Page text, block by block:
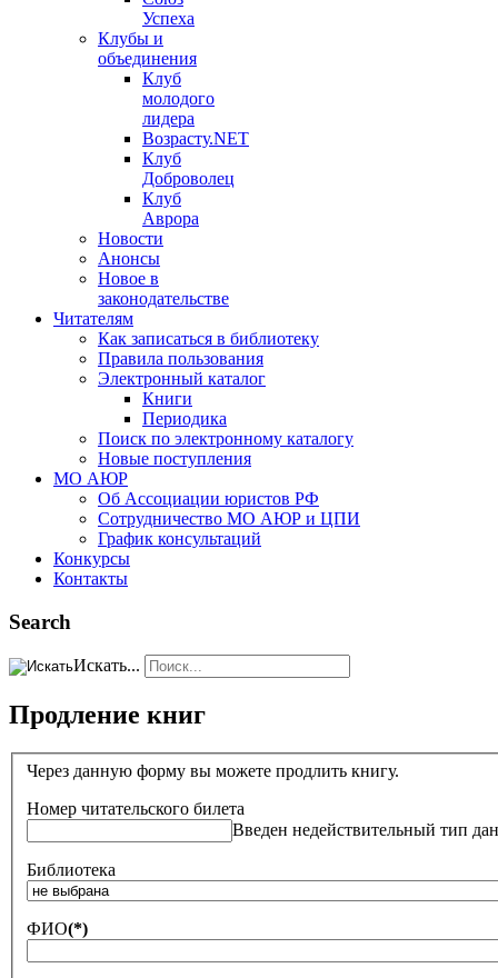
Успеха
Клубы и
объединения
Клуб
молодого
лидера
Возрасту.NET
Клуб
Доброволец
Клуб
Аврора
Новости
Анонсы
Новое в
законодательстве
Читателям
Как записаться в библиотеку
Правила пользования
Электронный каталог
Книги
Периодика
Поиск по электронному каталогу
Новые поступления
МО АЮР
Об Ассоциации юристов РФ
Сотрудничество МО АЮР и ЦПИ
График консультаций
Конкурсы
Контакты
Search
Искать...
Продление книг
Через данную форму вы можете продлить книгу.
Номер читательского билета
Введен недействительный тип
Библиотека
ФИО(*)